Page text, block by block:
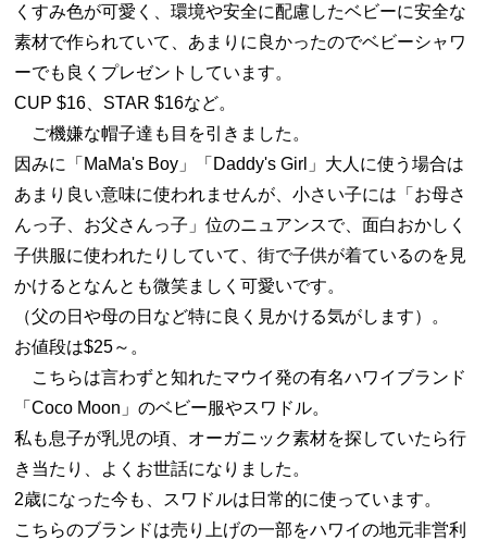
くすみ色が可愛く、環境や安全に配慮したベビーに安全な
素材で作られていて、あまりに良かったのでベビーシャワ
ーでも良くプレゼントしています。
CUP $16、STAR $16など。
ご機嫌な帽子達も目を引きました。
因みに「MaMa's Boy」「Daddy's Girl」大人に使う場合は
あまり良い意味に使われませんが、小さい子には「お母さ
んっ子、お父さんっ子」位のニュアンスで、面白おかしく
子供服に使われたりしていて、街で子供が着ているのを見
かけるとなんとも微笑ましく可愛いです。
（父の日や母の日など特に良く見かける気がします）。
お値段は$25～。
こちらは言わずと知れたマウイ発の有名ハワイブランド
「Coco Moon」のベビー服やスワドル。
私も息子が乳児の頃、オーガニック素材を探していたら行
き当たり、よくお世話になりました。
2歳になった今も、スワドルは日常的に使っています。
こちらのブランドは売り上げの一部をハワイの地元非営利